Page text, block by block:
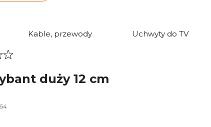
Kable, przewody Uchwyty do TV
duży 12 cm